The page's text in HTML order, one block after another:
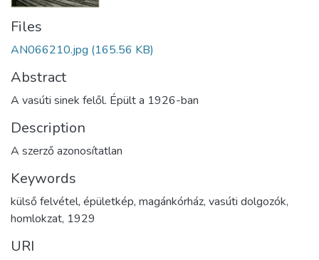
Files
AN066210.jpg (165.56 KB)
Abstract
A vasúti sinek felől. Épült a 1926-ban
Description
A szerző azonosítatlan
Keywords
külső felvétel, épületkép, magánkórház, vasúti dolgozók,
homlokzat, 1929
URI